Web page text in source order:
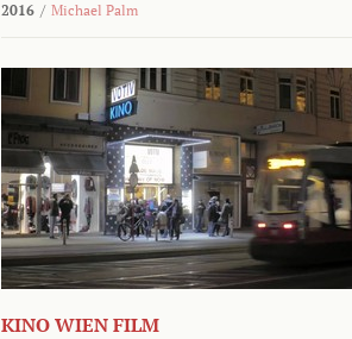
2016 / Michael Palm
KINO WIEN FILM